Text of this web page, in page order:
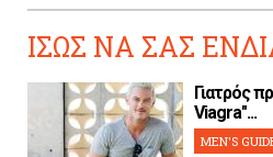
ΙΣΩΣ ΝΑ ΣΑΣ
Γιατρός
Viagra"...
MEN'S